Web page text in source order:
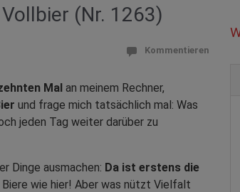
(Nr. 1263)
Kommentieren
Mal an meinem Rechner,
und frage mich tatsächlich mal: Was
jeden Tag weiter darüber zu
Dinge ausmachen: Da ist erstens die
wie hier! Aber was nützt Vielfalt